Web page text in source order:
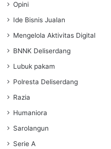
Opini
Ide Bisnis Jualan
Mengelola Aktivitas Digital
BNNK Deliserdang
Lubuk pakam
Polresta Deliserdang
Razia
Humaniora
Sarolangun
Serie A